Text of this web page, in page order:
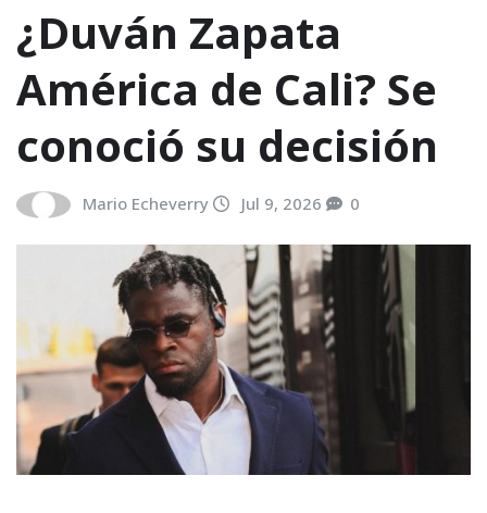
¿Duván Zapata
América de Cali? Se
conoció su decisión
Mario Echeverry Jul 9, 2026 0